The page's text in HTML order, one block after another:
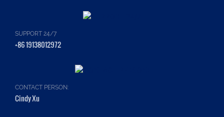
SUPPORT 24/7
+86 19138012972
CONTACT PERSON:
Cindy Xu